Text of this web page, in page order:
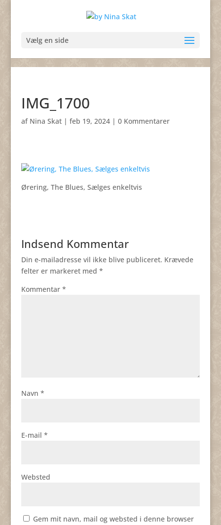
Vælg en side
IMG_1700
af Nina Skat| feb 19, 2024| 0 Kommentarer
Ørering, The Blues, Sælges enkeltvis
Indsend Kommentar
Din e-mailadresse vil ikke blive publiceret. Krævede
felter er markeret med *
Kommentar *
Navn *
E-mail *
Websted
Gem mit navn, mail og websted i denne browser